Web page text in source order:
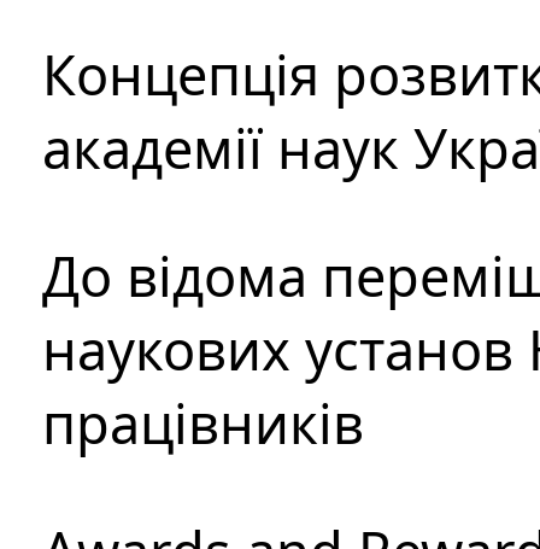
Концепція
академії наук
До відома
наукових установ
працівників